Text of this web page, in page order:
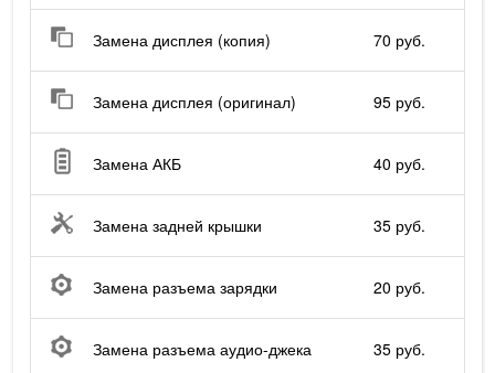
Замена дисплея (копия) 70 руб.
Замена дисплея (оригинал) 95 руб.
Замена АКБ 40 руб.
Замена задней крышки 35 руб.
Замена разъема зарядки 20 руб.
Замена разъема аудио-джека 35 руб.